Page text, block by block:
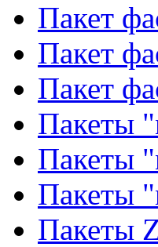
Пакет
Пакет
Пакет
Пакеты
Пакеты
Пакеты
Пакеты